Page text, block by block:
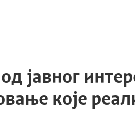
јавног
које